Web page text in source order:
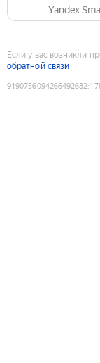
Yandex
Если у вас возникли
обратной связи
9190756094266492682: